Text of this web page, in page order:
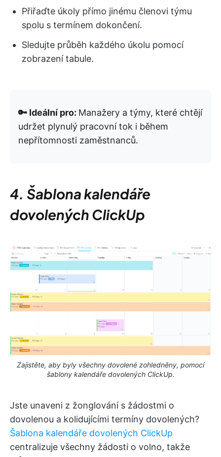
Přiřaďte úkoly přímo jinému členovi týmu
spolu s termínem dokončení.
Sledujte průběh každého úkolu pomocí
zobrazení tabule.
🔑 Ideální pro: Manažery a týmy, které chtějí
udržet plynulý pracovní tok i během
nepřítomnosti zaměstnanců.
4. Šablona kalendáře
dovolených ClickUp
Zajistěte, aby byly všechny dovolené zohledněny, pomocí
šablony kalendáře dovolených ClickUp.
Jste unaveni z žonglování s žádostmi o
dovolenou a kolidujícími termíny dovolených?
Šablona kalendáře dovolených ClickUp
centralizuje všechny žádosti o volno, takže